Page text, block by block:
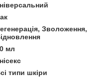
Зволоження,
мл
типи шкіри